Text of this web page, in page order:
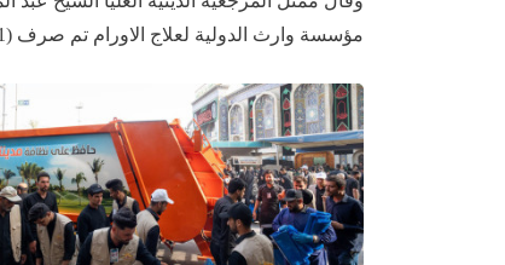
مؤسسة وارث الدولية لعلاج الاورام تم صرف (11)...